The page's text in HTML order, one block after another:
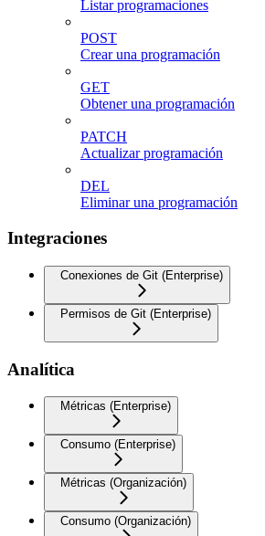
Listar programaciones
POST
Crear una programación
GET
Obtener una programación
PATCH
Actualizar programación
DEL
Eliminar una programación
Integraciones
Conexiones de Git (Enterprise)
Permisos de Git (Enterprise)
Analítica
Métricas (Enterprise)
Consumo (Enterprise)
Métricas (Organización)
Consumo (Organización)